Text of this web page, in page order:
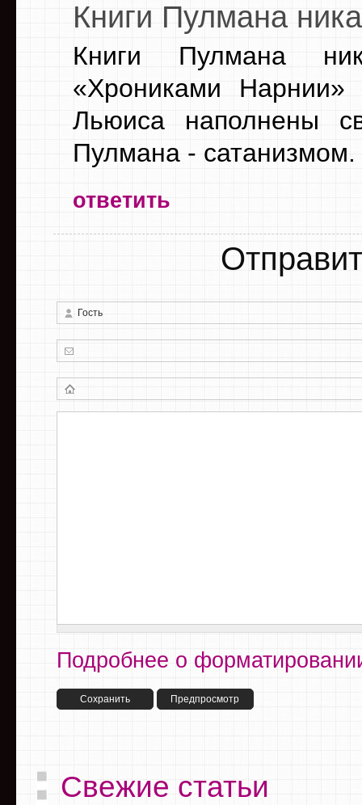
Книги Пулмана
Книги Пулмана
«Хрониками
Льюиса наполнены
Пулмана - сатанизмом.
ответить
Подробнее о
Свежие статьи